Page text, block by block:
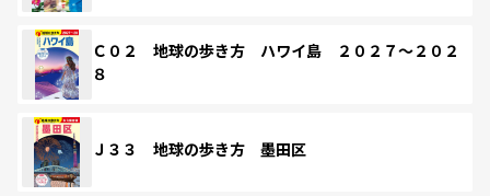
Ｃ０２ 地球の歩き方 ハワイ島 ２０２７～２０２
８
Ｊ３３ 地球の歩き方 墨田区